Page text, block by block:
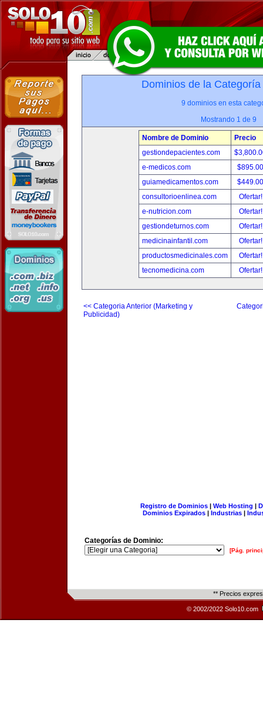
Dominios de la
9 dominios en esta
Mostrando 1 de 9
Nombre de Dominio
Precio
gestiondepacientes.com
e-medicos.com
guiamedicamentos.com
consultorioenlinea.com
e-nutricion.com
gestiondeturnos.com
medicinainfantil.com
productosmedicinales.com
tecnomedicina.com
<< Categoria Anterior (Marketing y
Publicidad)
Registro de Dominios| Web Hosting |
Dominios Expirados | Industrias |
Categorías de Dominio:
[Pág.
** Precios
© 2002/2022 Solo10.com